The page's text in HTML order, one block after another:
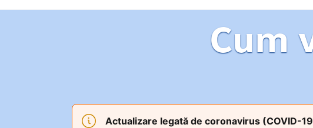
Cum
Actualizare legată de coronavirus (COVID-